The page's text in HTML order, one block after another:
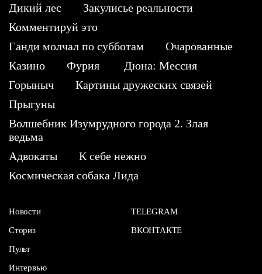
Дикий лес
Закулисье реальности
Комментируй это
Ганди молчал по субботам
Очарованные
Казино
Фурия
Дюна: Мессия
Горыныч
Картины дружеских связей
Прыгуны
Волшебник Изумрудного города 2. Злая
ведьма
Адвокаты
К себе нежно
Космическая собака Лида
Новости
Сториз
Пульт
Интервью
TELEGRAM
ВКОНТАКТЕ